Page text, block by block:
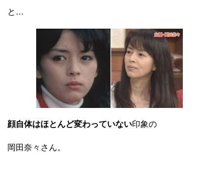
と…
顔自体はほとんど変わっていない印象の
岡田奈々さん。